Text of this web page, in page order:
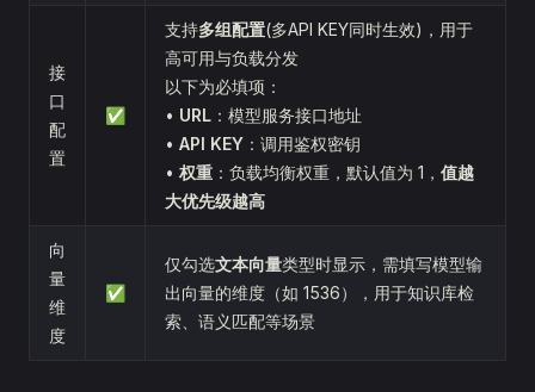
接
口
配
置
✅
支持多组配置(多API KEY同时生效)，用于
高可用与负载分发
以下为必填项：
• URL ：模型服务接口地址
• API KEY ：调用鉴权密钥
• 权重 ：负载均衡权重，默认值为 1， 值越
大优先级越高
向
量
维
度
✅
仅勾选文本向量类型时显示，需填写模型输
出向量的维度（如 1536），用于知识库检
索、语义匹配等场景